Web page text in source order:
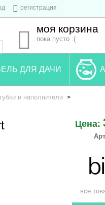
регистрация
моя корзина
пока пусто :(
ДЛЯ ДАЧИ
и наполнители >
Цена:
все